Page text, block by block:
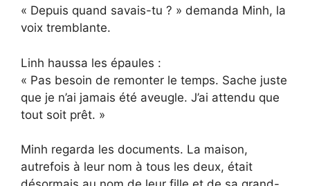
« Depuis quand savais-tu ? » demanda Minh, la
voix tremblante.
Linh haussa les épaules :
« Pas besoin de remonter le temps. Sache juste
que je n’ai jamais été aveugle. J’ai attendu que
tout soit prêt. »
Minh regarda les documents. La maison,
autrefois à leur nom à tous les deux, était